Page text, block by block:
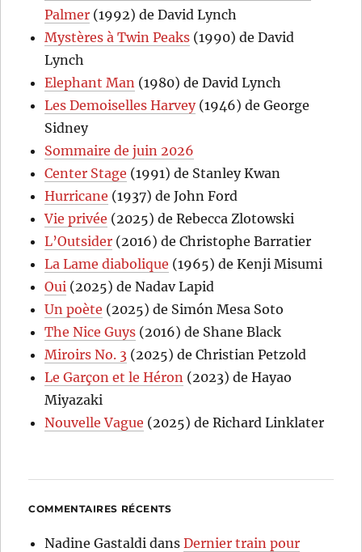
Palmer (1992) de David Lynch
Mystères à Twin Peaks (1990) de David
Lynch
Elephant Man (1980) de David Lynch
Les Demoiselles Harvey(1946) de George
Sidney
Sommaire de juin 2026
Center Stage (1991) de Stanley Kwan
Hurricane (1937) de John Ford
Vie privée (2025) de Rebecca Zlotowski
L’Outsider (2016) de Christophe Barratier
La Lame diabolique (1965) de Kenji Misumi
Oui (2025) de Nadav Lapid
Un poète (2025) de Simón Mesa Soto
The Nice Guys (2016) de Shane Black
Miroirs No. 3 (2025) de Christian Petzold
Le Garçon et le Héron (2023) de Hayao
Miyazaki
Nouvelle Vague (2025) de Richard Linklater
COMMENTAIRES RÉCENTS
Nadine Gastaldi dansDernier train pour